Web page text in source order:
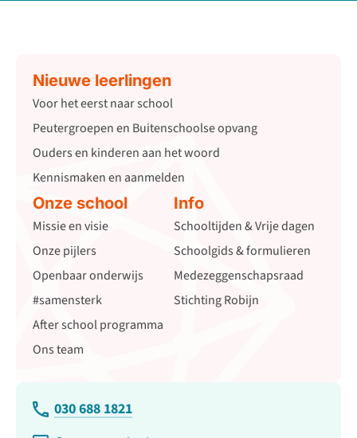
Nieuwe leerlingen
Voor het eerst naar school
Peutergroepen en Buitenschoolse opvang
Ouders en kinderen aan het woord
Kennismaken en aanmelden
Onze school
Missie en visie
Onze pijlers
Openbaar onderwijs
#samensterk
After school programma
Ons team
Info
Schooltijden & Vrije dagen
Schoolgids & formulieren
Medezeggenschapsraad
Stichting Robijn
030 688 1821